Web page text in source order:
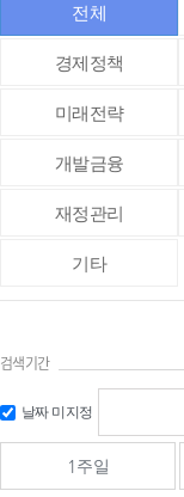
전체
경제정책
미래전략
개발금융
재정관리
기타
검색기간
날짜 미지정
1주일